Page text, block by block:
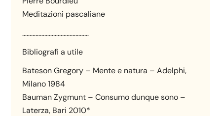
Meditazioni pascaliane
………………………………………
Bibliografi a utile
Bateson Gregory – Mente e natura – Adelphi,
Milano 1984
Bauman Zygmunt – Consumo dunque sono –
Laterza, Bari 2010*